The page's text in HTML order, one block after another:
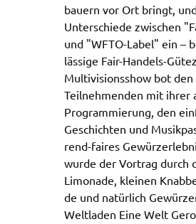
bau­ern vor Ort bringt,
Unter­schie­de zwischen
und "WFTO-Label" ein –
läs­si­ge Fair-Handels-
Multi­vi­si­ons­show bot
Teil­neh­men­den mit ihrer
Program­mie­rung, den
Geschich­ten und
rend-faires
wurde der Vortrag durch
Limo­na­de, klei­nen
de und natür­lich
Welt­la­den Eine Welt